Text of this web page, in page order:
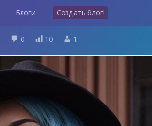
Блоги Создать блог!
 0  10  1